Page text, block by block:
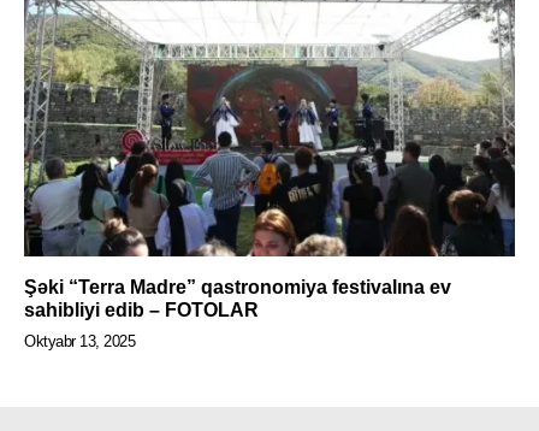
Şəki “Terra Madre” qastronomiya festivalına ev
sahibliyi edib – FOTOLAR
Oktyabr 13, 2025